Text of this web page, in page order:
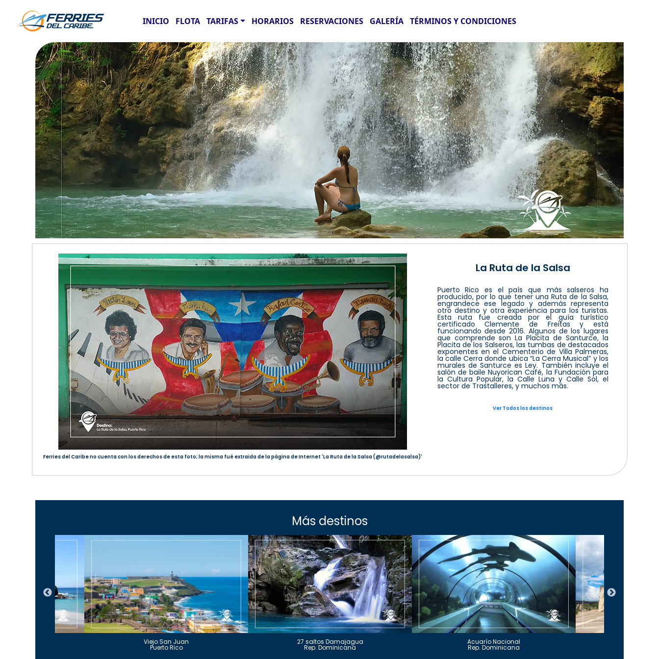
INICIO FLOTA TARIFAS HORARIOS RESERVACIONES GALERÍA TÉRMINOS Y CONDICIONES
Ferries del Caribe no cuenta con los derechos de esta foto; la misma fué extraida de la página de Internet 'La Ruta de la Salsa (@rutadelasalsa)'
La Ruta de la Salsa
Puerto Rico es el país que más salseros ha
producido, por lo que tener una Ruta de la Salsa,
engrandece ese legado y además representa
otro destino y otra experiencia para los turistas.
Esta ruta fue creada por el guía turístico
certificado Clemente de Freitas y está
funcionando desde 2016. Algunos de los lugares
que comprende son La Placita de Santurce, la
Placita de los Salseros, las tumbas de destacados
exponentes en el Cementerio de Villa Palmeras,
la calle Cerra donde ubica “La Cerra Musical” y los
murales de Santurce es Ley. También incluye el
salón de baile Nuyorican Café, la Fundación para
la Cultura Popular, la Calle Luna y Calle Sol, el
sector de Trastalleres, y muchos más.
Ver Todos los destinos
Más destinos
Viejo San Juan
Puerto Rico
27 saltos Damajagua
Rep. Dominicana
Acuarío Nacional
Rep. Dominicana